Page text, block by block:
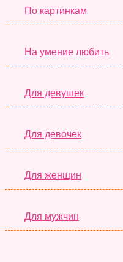
По картинкам
На умение любить
Для девушек
Для девочек
Для женщин
Для мужчин